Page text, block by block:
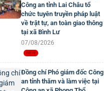
Công an tỉnh Lai Châu tổ
chức tuyên truyền pháp luật
về trật tự, an toàn giao thông
tại xã Bình Lư
07/08/2026
Đồng chí Phó giám đốc Công
an tỉnh thăm và làm việc tại